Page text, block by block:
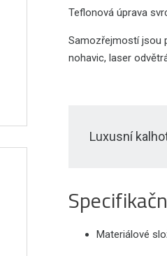
Teflonová úprava
Samozřejmostí jsou
nohavic, laser
Luxusní
Materiálové